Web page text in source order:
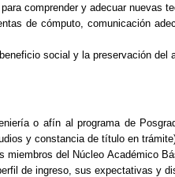
comprender y adecuar nuevas
de cómputo, comunicación
social y la preservación del
o afín al programa de
y constancia de título en
del Núcleo Académico
de ingreso, sus expectativas y